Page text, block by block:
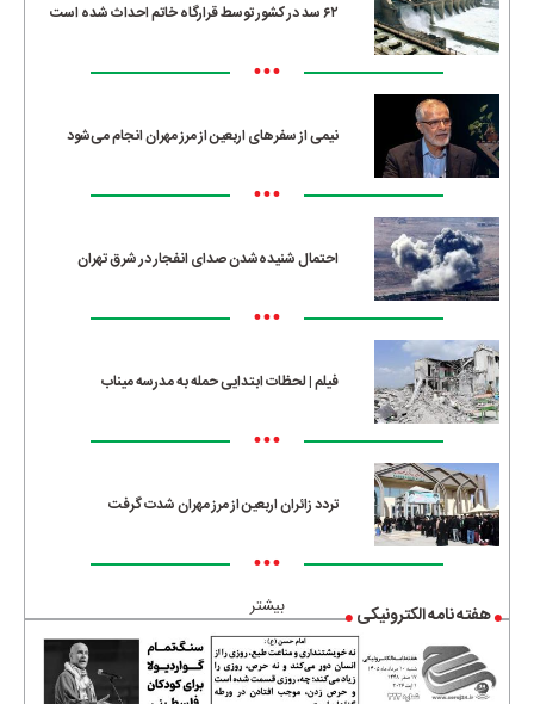
۶۲ سد در کشور توسط قرارگاه خاتم احداث شده است
•••
نیمی از سفرهای اربعین از مرز مهران انجام می‌شود
•••
احتمال شنیده‌شدن صدای انفجار در شرق تهران
•••
فیلم | لحظات ابتدایی حمله به مدرسه میناب
•••
تردد زائران اربعین از مرز مهران شدت گرفت
•••
بیشتر هفته نامه الکترونیکی